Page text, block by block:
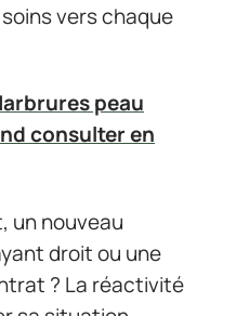
vers chaque
peau
consulter en
un nouveau
droit ou une
? La réactivité